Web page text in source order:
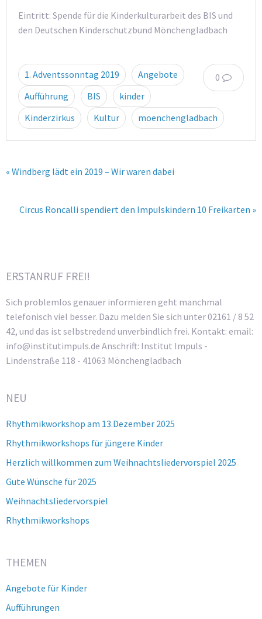
Eintritt: Spende für die Kinderkulturarbeit des BIS und
den Deutschen Kinderschutzbund Mönchengladbach
0
1. Adventssonntag 2019
Angebote
Aufführung
BIS
kinder
Kinderzirkus
Kultur moenchengladbach
« Windberg lädt ein 2019 – Wir waren dabei
Circus Roncalli spendiert den Impulskindern 10 Freikarten »
ERSTANRUF FREI!
Sich problemlos genauer informieren geht manchmal
telefonisch viel besser. Dazu melden Sie sich unter 02161 / 8 52
42, und das ist selbstredend unverbindlich frei. Kontakt: email:
info@institutimpuls.de Anschrift: Institut Impuls -
Lindenstraße 118 - 41063 Mönchengladbach
NEU
Rhythmikworkshop am 13.Dezember 2025
Rhythmikworkshops für jüngere Kinder
Herzlich willkommen zum Weihnachtsliedervorspiel 2025
Gute Wünsche für 2025
Weihnachtsliedervorspiel
Rhythmikworkshops
THEMEN
Angebote für Kinder
Aufführungen